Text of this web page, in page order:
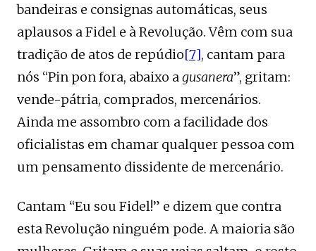
bandeiras e consignas automáticas, seus
aplausos a Fidel e à Revolução. Vêm com sua
tradição de atos de repúdio[7], cantam para
nós “Pin pon fora, abaixo agusanera”, gritam:
vende-pátria, comprados, mercenários.
Ainda me assombro com a facilidade dos
oficialistas em chamar qualquer pessoa com
um pensamento dissidente de mercenário.
Cantam “Eu sou Fidel!” e dizem que contra
esta Revolução ninguém pode. A maioria são